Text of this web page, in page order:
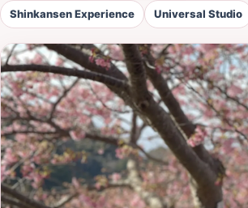
Shinkansen Experience Universal Studio